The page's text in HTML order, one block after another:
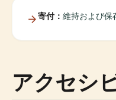
寄付： 維持および保
アクセシ